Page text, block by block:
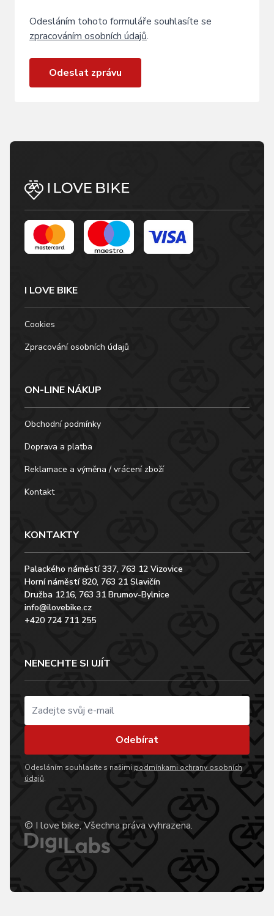
Odesláním tohoto formuláře souhlasíte se
zpracováním osobních údajů.
Odeslat zprávu
I LOVE BIKE
Cookies
Zpracování osobních údajů
ON-LINE NÁKUP
Obchodní podmínky
Doprava a platba
Reklamace a výměna / vrácení zboží
Kontakt
KONTAKTY
Palackého náměstí 337, 763 12 Vizovice
Horní náměstí 820, 763 21 Slavičín
Družba 1216, 763 31 Brumov-Bylnice
info@ilovebike.cz
+420 724 711 255
NENECHTE SI UJÍT
Odebírat
Odesláním souhlasíte s našimi podmínkami ochrany osobních
údajů.
© I love bike, Všechna práva vyhrazena.